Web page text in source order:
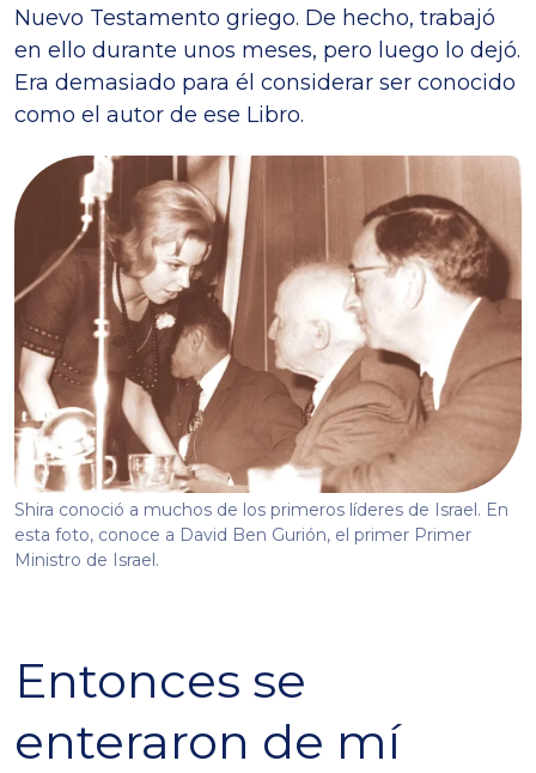
Nuevo Testamento griego. De hecho, trabajó
en ello durante unos meses, pero luego lo dejó.
Era demasiado para él considerar ser conocido
como el autor de ese Libro.
Shira conoció a muchos de los primeros líderes de Israel. En
esta foto, conoce a David Ben Gurión, el primer Primer
Ministro de Israel.
Entonces se
enteraron de mí